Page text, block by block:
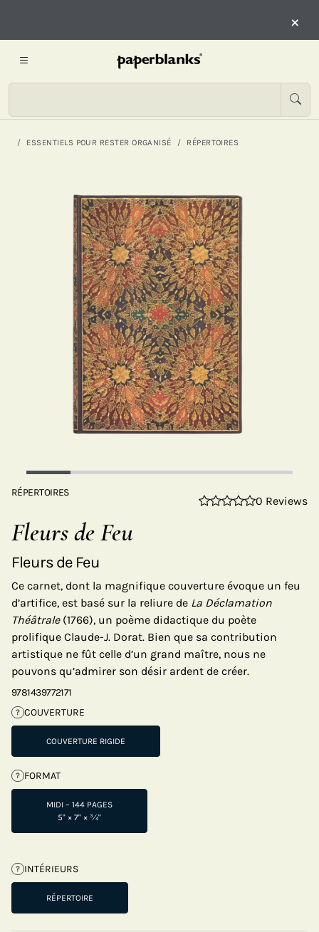
×
ESSENTIELS POUR RESTER ORGANISÉ RÉPERTOIRES
RÉPERTOIRES
0 Reviews
Fleurs de Feu
Fleurs de Feu
Ce carnet, dont la magnifique couverture évoque un feu
d’artifice, est basé sur la reliure de La Déclamation
Théâtrale(1766), un poème didactique du poète
prolifique Claude-J. Dorat. Bien que sa contribution
artistique ne fût celle d’un grand maître, nous ne
pouvons qu’admirer son désir ardent de créer.
9781439772171
? COUVERTURE
COUVERTURE RIGIDE
? FORMAT
MIDI – 144 PAGES
5" × 7" × ¾"
? INTÉRIEURS
RÉPERTOIRE